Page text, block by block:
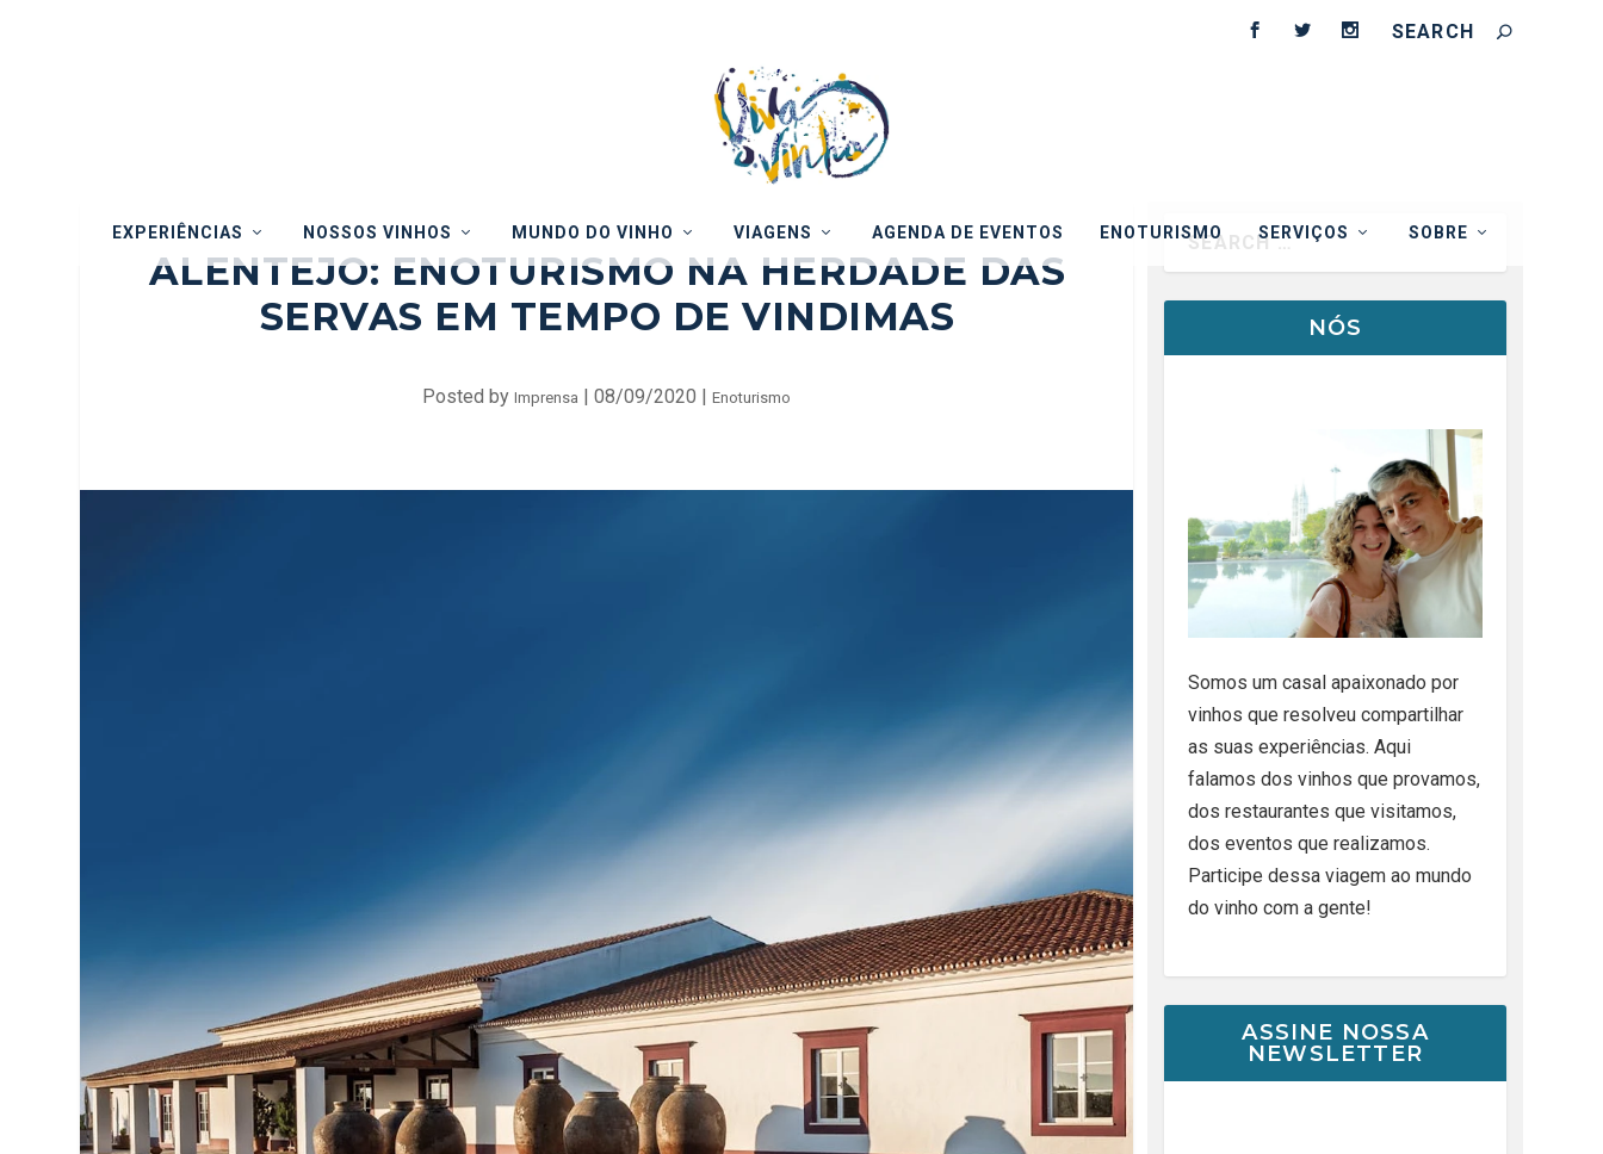
EXPERIÊNCIAS NOSSOS VINHOS MUNDO DO VINHO VIAGENS AGENDA DE EVENTOS ENOTURISMO SERVIÇOS SOBRE
ALENTEJO: ENOTURISMO NA HERDADE DAS
SERVAS EM TEMPO DE VINDIMAS
Posted byImprensa |08/09/2020 |Enoturismo
NÓS
Somos um casal apaixonado por
vinhos que resolveu compartilhar
as suas experiências. Aqui
falamos dos vinhos que provamos,
dos restaurantes que visitamos,
dos eventos que realizamos.
Participe dessa viagem ao mundo
do vinho com a gente!
ASSINE NOSSA
NEWSLETTER